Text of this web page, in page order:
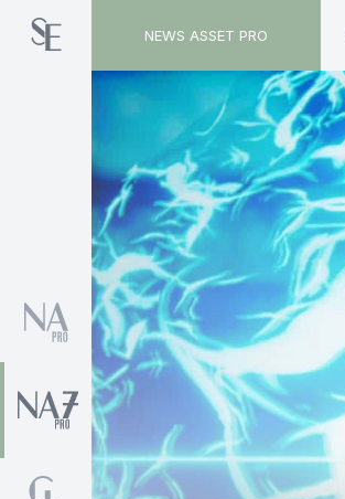
NEWS ASSET PRO
Toute l'actualité sur le tag